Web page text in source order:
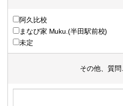
阿久比校
まなび家 Muku.(半田駅前校)
未定
その他、質問